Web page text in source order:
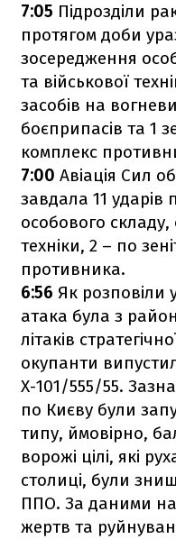
7:05 Підрозділи
протягом доби
зосередження
та військової
засобів на
боєприпасів та 1
комплекс
7:00 Авіація Сил
завдала 11
особового складу,
техніки, 2 – по
противника.
6:56 Як розповіли
атака була з
літаків
окупанти
Х-101/555/55.
по Києву були
типу, ймовірно,
ворожі цілі, які
столиці, були
ППО. За даними на
жертв та